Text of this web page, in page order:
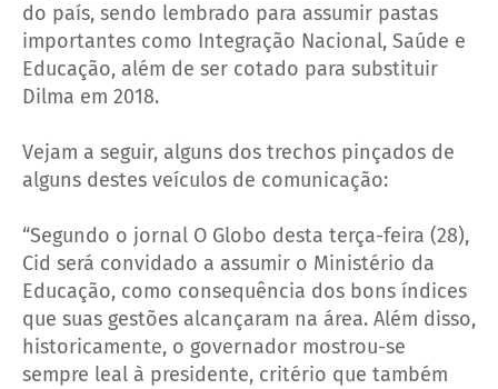
do país, sendo lembrado para assumir pastas
importantes como Integração Nacional, Saúde e
Educação, além de ser cotado para substituir
Dilma em 2018.
Vejam a seguir, alguns dos trechos pinçados de
alguns destes veículos de comunicação:
“Segundo o jornal O Globo desta terça-feira (28),
Cid será convidado a assumir o Ministério da
Educação, como consequência dos bons índices
que suas gestões alcançaram na área. Além disso,
historicamente, o governador mostrou-se
sempre leal à presidente, critério que também